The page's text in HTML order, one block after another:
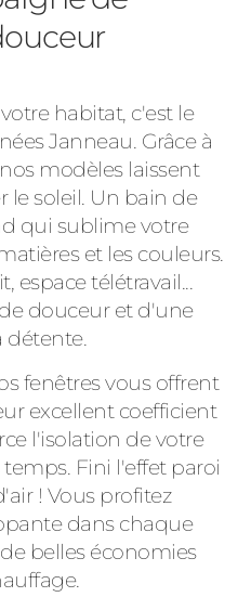
habitat, c'est le
Janneau. Grâce à
modèles laissent
le soleil. Un bain de
qui sublime votre
et les couleurs.
espace télétravail...
douceur et d'une
détente.
fenêtres vous offrent
excellent coefficient
l'isolation de votre
Fini l'effet paroi
! Vous profitez
dans chaque
belles économies